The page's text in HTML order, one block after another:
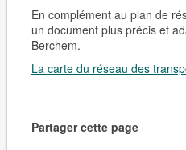
En complément au plan de
un document plus précis et
Berchem.
La carte du réseau des
Partager cette page